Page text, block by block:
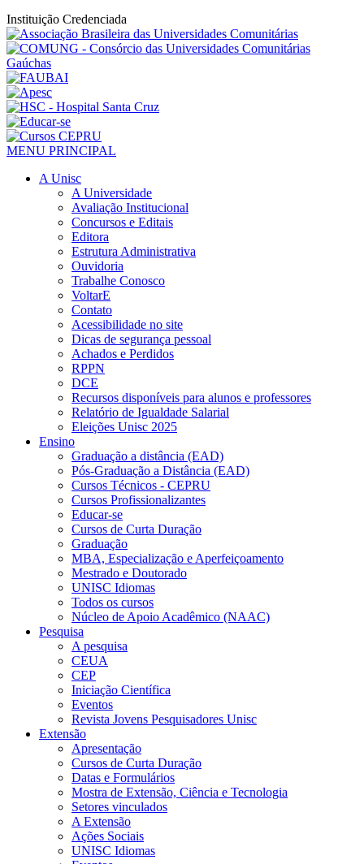
Instituição Credenciada
MENU PRINCIPAL
A Unisc
A Universidade
Avaliação Institucional
Concursos e Editais
Editora
Estrutura Administrativa
Ouvidoria
Trabalhe Conosco
VoltarE
Contato
Acessibilidade no site
Dicas de segurança pessoal
Achados e Perdidos
RPPN
DCE
Recursos disponíveis para alunos e professores
Relatório de Igualdade Salarial
Eleições Unisc 2025
Ensino
Graduação a distância (EAD)
Pós-Graduação a Distância (EAD)
Cursos Técnicos - CEPRU
Cursos Profissionalizantes
Educar-se
Cursos de Curta Duração
Graduação
MBA, Especialização e Aperfeiçoamento
Mestrado e Doutorado
UNISC Idiomas
Todos os cursos
Núcleo de Apoio Acadêmico (NAAC)
Pesquisa
A pesquisa
CEUA
CEP
Iniciação Científica
Eventos
Revista Jovens Pesquisadores Unisc
Extensão
Apresentação
Cursos de Curta Duração
Datas e Formulários
Mostra de Extensão, Ciência e Tecnologia
Setores vinculados
A Extensão
Ações Sociais
UNISC Idiomas